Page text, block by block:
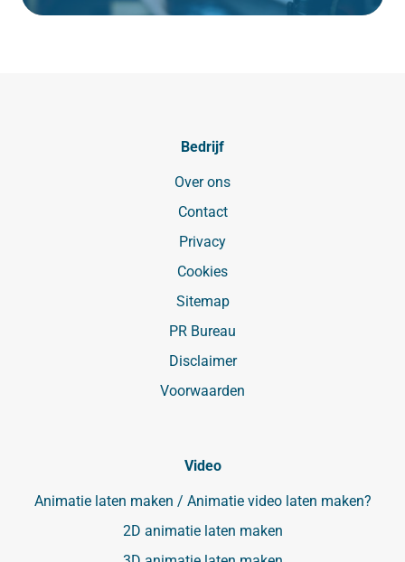
Bedrijf
Over ons
Contact
Privacy
Cookies
Sitemap
PR Bureau
Disclaimer
Voorwaarden
Video
Animatie laten maken / Animatie video laten maken?
2D animatie laten maken